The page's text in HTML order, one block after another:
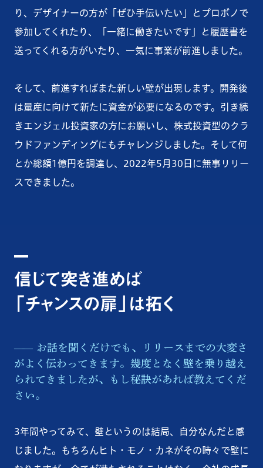
り、デザイナーの方が「ぜひ手伝いたい」とプロボノで
参加してくれたり、「一緒に働きたいです」と履歴書を
送ってくれる方がいたり、一気に事業が前進しました。
そして、前進すればまた新しい壁が出現します。開発後
は量産に向けて新たに資金が必要になるのです。引き続
きエンジェル投資家の方にお願いし、株式投資型のクラ
ウドファンディングにもチャレンジしました。そして何
とか総額1億円を調達し、2022年5月30日に無事リリー
スできました。
信じて突き進めば
「チャンスの扉」は拓く
お話を聞くだけでも、リリースまでの大変さ
がよく伝わってきます。幾度となく壁を乗り越え
られてきましたが、もし秘訣があれば教えてくだ
さい。
3年間やってみて、壁というのは結局、自分なんだと感
じました。もちろんヒト・モノ・カネがその時々で壁に